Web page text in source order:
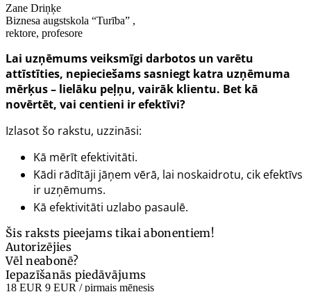
Zane Driņķe
Biznesa augstskola “Turība” ,
rektore, profesore
Lai uzņēmums veiksmīgi darbotos un varētu
attīstīties, nepieciešams sasniegt katra uzņēmuma
mērķus – lielāku peļņu, vairāk klientu. Bet kā
novērtēt, vai centieni ir efektīvi?
Izlasot šo rakstu, uzzināsi:
Kā mērīt efektivitāti.
Kādi rādītāji jāņem vērā, lai noskaidrotu, cik efektīvs
ir uzņēmums.
Kā efektivitāti uzlabo pasaulē.
Šis raksts pieejams tikai abonentiem!
Autorizējies
Vēl neabonē?
Iepazīšanās piedāvājums
18 EUR 9 EUR / pirmais mēnesis